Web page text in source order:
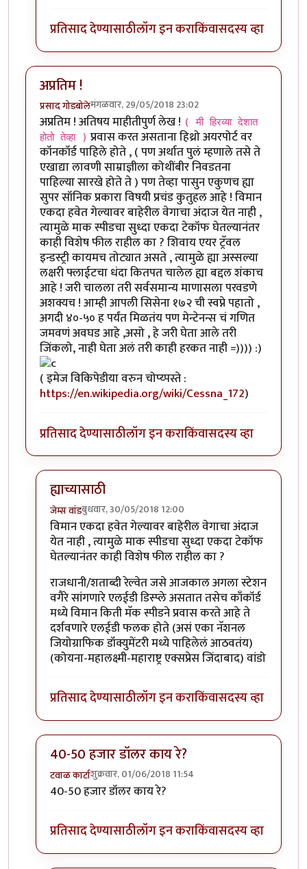
प्रतिसाद देण्यासाठीलॉग इन कराकिंवासदस्य व्हा
अप्रतिम !
प्रसाद गोडबोलेमंगळवार, 29/05/2018 23:02
अप्रतिम ! अतिषय माहीतीपुर्ण लेख ! ( मी हिरव्या देशात
होतो तेव्हा ) प्रवास करत असताना हिथ्रो अयरपोर्ट वर
कॉनकॉर्ड पाहिले होते , ( पण अर्थात पुलं म्हणाले तसे ते
एखाद्या लावणी साम्राज्ञीला कोथींबीर निवडतना
पाहिल्या सारखे होते ते ) पण तेव्हा पासुन एकुणच ह्या
सुपर सॉनिक प्रकारा विषयी प्रचंड कुतुहल आहे ! विमान
एकदा हवेत गेल्यावर बाहेरील वेगाचा अंदाज येत नाही ,
त्यामुळे माक स्पीडचा सुध्दा एकदा टेकॉफ घेतल्यानंतर
काही विशेष फील राहील का ? शिवाय एयर ट्रॅवल
इन्डस्ट्री कायमच तोट्यात असते , त्यामुळे ह्या अस्सल्या
लक्षरी फ्लाईटचा धंदा कितपत चालेल ह्या बद्दल शंकाच
आहे ! जरी चालला तरी सर्वसमान्य माणासला परवडणे
अशक्यच ! आम्ही आपली सिसेना १७२ ची स्वप्ने पहातो ,
अगदी ४०-५० ह पर्यंत मिळतंय पण मेन्टेनन्स चं गणित
जमवणं अवघड आहे ,असो , हे जरी घेता आले तरी
जिंकलो, नाही घेता अलं तरी काही हरकत नाही =)))) :)
( इमेज विकिपेडीया वरुन चोप्य्पस्ते :
https://en.wikipedia.org/wiki/Cessna_172)
प्रतिसाद देण्यासाठीलॉग इन कराकिंवासदस्य व्हा
ह्याच्यासाठी
जेम्स वांडबुधवार, 30/05/2018 12:00
In reply toअप्रतिम !byप्रसाद गोडबोले
विमान एकदा हवेत गेल्यावर बाहेरील वेगाचा अंदाज
येत नाही , त्यामुळे माक स्पीडचा सुध्दा एकदा टेकॉफ
घेतल्यानंतर काही विशेष फील राहील का ?
राजधानी/शताब्दी रेल्वेत जसे आजकाल अगला स्टेशन
वगैरे सांगणारे एलईडी डिस्प्ले असतात तसेच काँकॉर्ड
मध्ये विमान किती मॅक स्पीडने प्रवास करते आहे ते
दर्शवणारे एलईडी फलक होते (असं एका नॅशनल
जियोग्राफिक डॉक्युमेंटरी मध्ये पाहिलेलं आठवतंय)
(कोयना-महालक्ष्मी-महाराष्ट्र एक्सप्रेस जिंदाबाद) वांडो
प्रतिसाद देण्यासाठीलॉग इन कराकिंवासदस्य व्हा
40-50 हजार डॉलर काय रे?
टवाळ कार्टाशुक्रवार, 01/06/2018 11:54
In reply toअप्रतिम !byप्रसाद गोडबोले
40-50 हजार डॉलर काय रे?
प्रतिसाद देण्यासाठीलॉग इन कराकिंवासदस्य व्हा